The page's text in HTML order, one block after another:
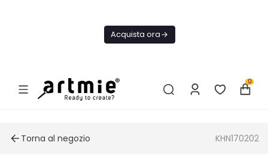
Acquista ora
0
Torna al negozio KHN170202